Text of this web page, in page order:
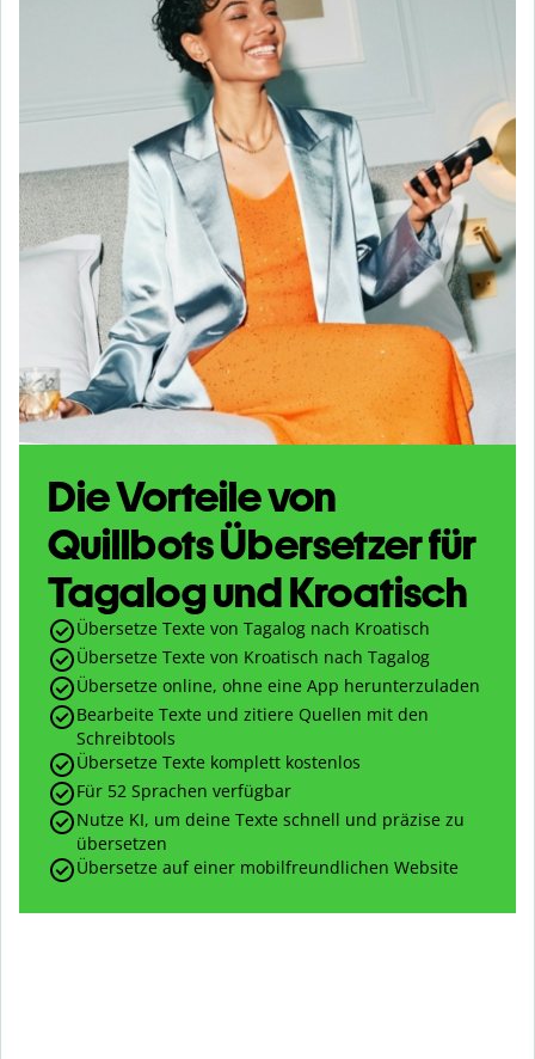
Die Vorteile von
Quillbots Übersetzer für
Tagalog und Kroatisch
Übersetze Texte von Tagalog nach Kroatisch
Übersetze Texte von Kroatisch nach Tagalog
Übersetze online, ohne eine App herunterzuladen
Bearbeite Texte und zitiere Quellen mit den
Schreibtools
Übersetze Texte komplett kostenlos
Für 52 Sprachen verfügbar
Nutze KI, um deine Texte schnell und präzise zu
übersetzen
Übersetze auf einer mobilfreundlichen Website